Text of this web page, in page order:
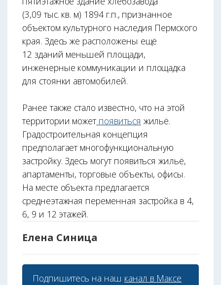
(3,09 тыс. кв. м) 1894 г.п., признанное
объектом культурного наследия Пермского
края. Здесь же расположены ещё
12 зданий меньшей площади,
инженерные коммуникации и площадка
для стоянки автомобилей.
Ранее также стало известно, что на этой
территории может появиться жильё.
Градостроительная концепция
предполагает многофункциональную
застройку. Здесь могут появиться жильё,
апартаменты, торговые объекты, офисы.
На месте объекта предлагается
среднеэтажная переменная застройка в 4,
6, 9 и 12 этажей.
Елена Синица
Подпишитесь на наш канал в Максе